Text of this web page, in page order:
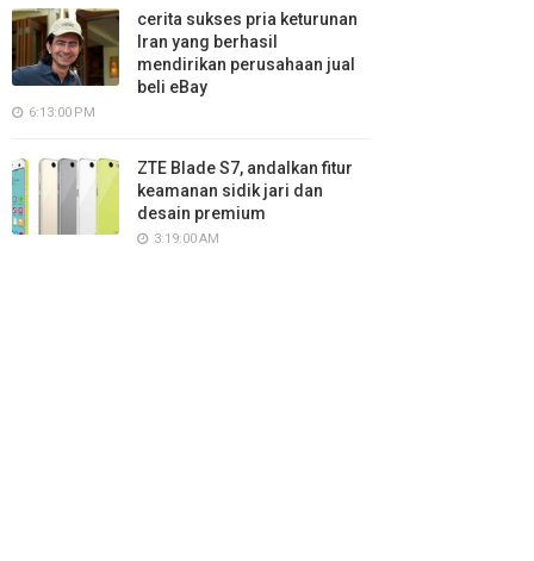
cerita sukses pria keturunan
Iran yang berhasil
mendirikan perusahaan jual
beli eBay
6:13:00 PM
ZTE Blade S7, andalkan fitur
keamanan sidik jari dan
desain premium
3:19:00 AM